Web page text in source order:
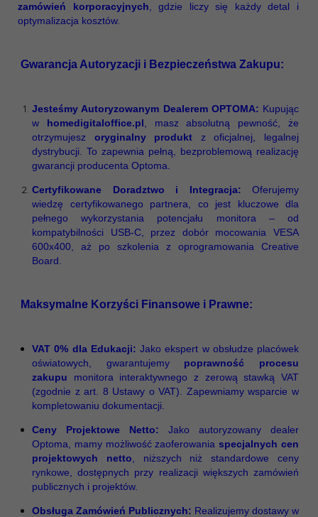
zamówień korporacyjnych , gdzie liczy się każdy detal i
optymalizacja kosztów.
Gwarancja Autoryzacji i Bezpieczeństwa Zakupu:
Jesteśmy Autoryzowanym Dealerem OPTOMA: Kupując
w homedigitaloffice.pl , masz absolutną pewność, że
otrzymujesz oryginalny produkt z oficjalnej, legalnej
dystrybucji. To zapewnia pełną, bezproblemową realizację
gwarancji producenta Optoma.
Certyfikowane Doradztwo i Integracja: Oferujemy
wiedzę certyfikowanego partnera, co jest kluczowe dla
pełnego wykorzystania potencjału monitora – od
kompatybilności USB-C, przez dobór mocowania VESA
600x400, aż po szkolenia z oprogramowania Creative
Board.
Maksymalne Korzyści Finansowe i Prawne:
VAT 0% dla Edukacji: Jako ekspert w obsłudze placówek
oświatowych, gwarantujemy poprawność procesu
zakupu monitora interaktywnego z zerową stawką VAT
(zgodnie z art. 8 Ustawy o VAT). Zapewniamy wsparcie w
kompletowaniu dokumentacji.
Ceny Projektowe Netto: Jako autoryzowany dealer
Optoma, mamy możliwość zaoferowaniaspecjalnych cen
projektowych netto , niższych niż standardowe ceny
rynkowe, dostępnych przy realizacji większych zamówień
publicznych i projektów.
Obsługa Zamówień Publicznych: Realizujemy dostawy w